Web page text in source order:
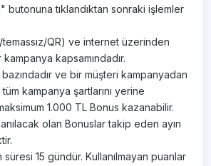
butonuna tıklandıktan sonraki işlemler
temassız/QR) ve internet üzerinden
kapsamındadır.
ve bir müşteri kampanyadan
kampanya şartlarını yerine
1.000 TL Bonus kazanabilir.
olan Bonuslar takip eden ayın
süresi 15 gündür. Kullanılmayan puanlar